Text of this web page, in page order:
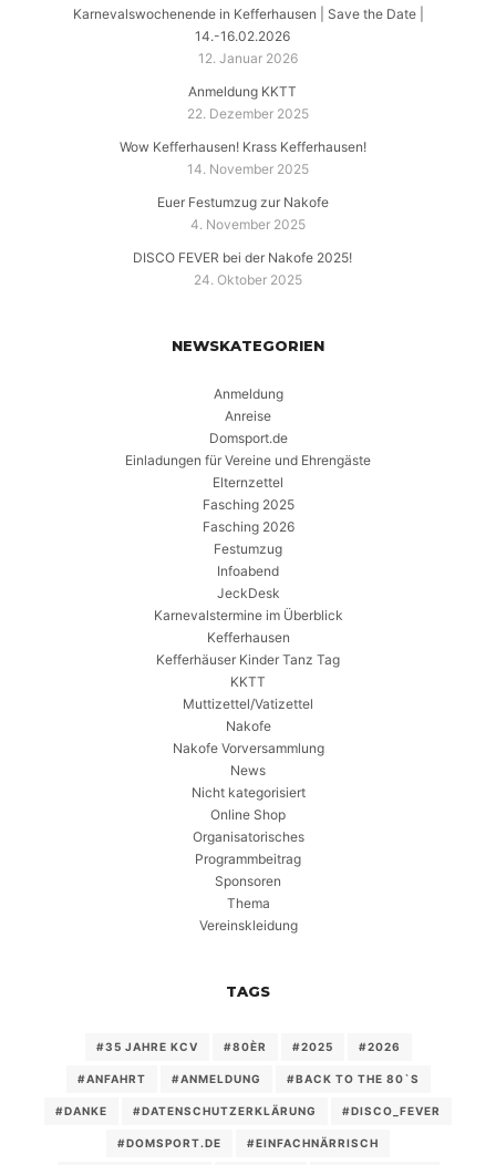
Karnevalswochenende in Kefferhausen | Save the Date |
14.-16.02.2026
12. Januar 2026
Anmeldung KKTT
22. Dezember 2025
Wow Kefferhausen! Krass Kefferhausen!
14. November 2025
Euer Festumzug zur Nakofe
4. November 2025
DISCO FEVER bei der Nakofe 2025!
24. Oktober 2025
NEWSKATEGORIEN
Anmeldung
Anreise
Domsport.de
Einladungen für Vereine und Ehrengäste
Elternzettel
Fasching 2025
Fasching 2026
Festumzug
Infoabend
JeckDesk
Karnevalstermine im Überblick
Kefferhausen
Kefferhäuser Kinder Tanz Tag
KKTT
Muttizettel/Vatizettel
Nakofe
Nakofe Vorversammlung
News
Nicht kategorisiert
Online Shop
Organisatorisches
Programmbeitrag
Sponsoren
Thema
Vereinskleidung
TAGS
#35 JAHRE KCV #80ÈR #2025 #2026
#ANFAHRT #ANMELDUNG #BACK TO THE 80`S
#DANKE #DATENSCHUTZERKLÄRUNG #DISCO_FEVER
#DOMSPORT.DE #EINFACHNÄRRISCH